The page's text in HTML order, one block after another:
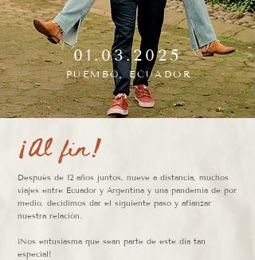
01.03.2025
PUEMBO, ECUADOR
¡Al fin!
Después de 12 años juntos, nueve a distancia, muchos
viajes entre Ecuador y Argentina y una pandemia de por
medio, decidimos dar el siguiente paso y afianzar
nuestra relación.
¡Nos entusiasma que sean parte de este día tan
especial!